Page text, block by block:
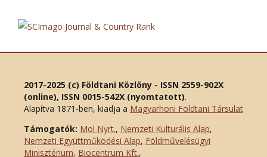
2017-2025 (c) Földtani Közlöny - ISSN 2559-902X
(online), ISSN 0015-542X (nyomtatott).
Alapítva 1871-ben, kiadja a Magyarhoni Földtani Társulat
Támogatók: Mol Nyrt., Nemzeti Kulturális Alap,
Nemzeti Együttműködési Alap, Földművelésügyi
Minisztérium, Biocentrum Kft.,